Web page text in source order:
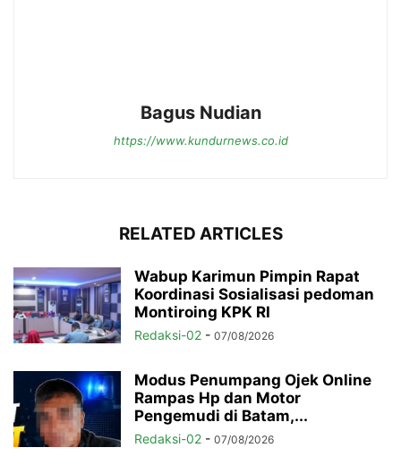
Bagus Nudian
https://www.kundurnews.co.id
RELATED ARTICLES
Wabup Karimun Pimpin Rapat
Koordinasi Sosialisasi pedoman
Montiroing KPK RI
Redaksi-02 - 07/08/2026
Modus Penumpang Ojek Online
Rampas Hp dan Motor
Pengemudi di Batam,...
Redaksi-02 - 07/08/2026